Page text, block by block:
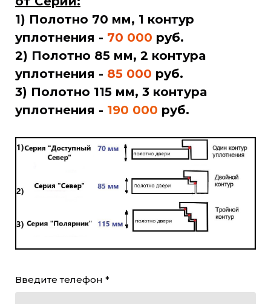
1) Полотно 70 мм, 1 контур
уплотнения - 70 000 руб.
2) Полотно 85 мм, 2 контура
уплотнения - 85 000 руб.
3) Полотно 115 мм, 3 контура
уплотнения - 190 000 руб.
Введите телефон *